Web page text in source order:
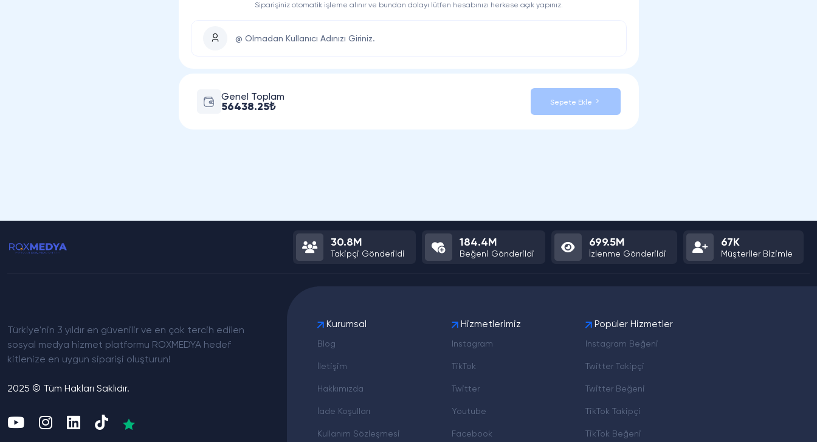
Siparişiniz otomatik işleme alınır ve bundan dolayı lütfen hesabınızı herkese açık yapınız.
Genel Toplam
56438.25₺ Sepete Ekle
30.8M
Takipçi Gönderildi
184.4M
Beğeni Gönderildi
699.5M
İzlenme Gönderildi
67K
Müşteriler Bizimle
Türkiye'nin 3 yıldır en güvenilir ve en çok tercih edilen
sosyal medya hizmet platformu ROXMEDYA hedef
kitlenize en uygun siparişi oluşturun!
2025 © Tüm Hakları Saklıdır.
Kurumsal
Blog
İletişim
Hakkımızda
İade Koşulları
Kullanım Sözleşmesi
Hizmetlerimiz
Instagram
TikTok
Twitter
Youtube
Facebook
Popüler Hizmetler
Instagram Beğeni
Twitter Takipçi
Twitter Beğeni
TikTok Takipçi
TikTok Beğeni